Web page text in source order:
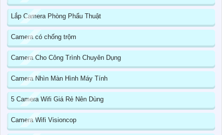
Lắp Camera Phòng Phẩu Thuật
Camera có chống trộm
Camera Cho Công Trình Chuyên Dụng
Camera Nhìn Màn Hình Máy Tính
5 Camera Wifi Giá Rẻ Nên Dùng
Camera Wifi Visioncop